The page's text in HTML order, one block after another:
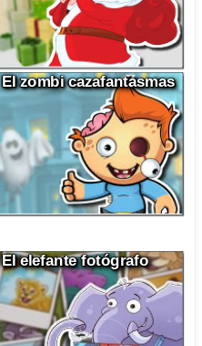
El zombi cazafantasmas
El elefante fotógrafo